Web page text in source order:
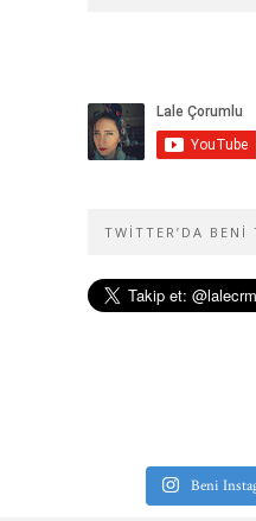
TWITTER’DA BENI
Beni